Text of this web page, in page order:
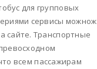
для групповых
сервисы можнож
сайте. Транспортные
всем пассажирам